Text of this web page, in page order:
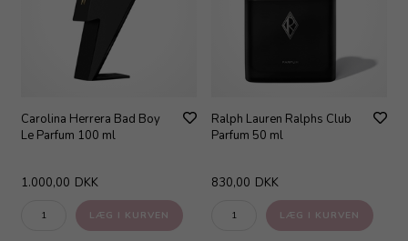
Carolina Herrera Bad Boy
Le Parfum 100 ml
1.000,00 DKK
Ralph Lauren Ralphs Club
Parfum 50 ml
830,00 DKK